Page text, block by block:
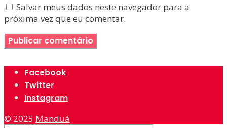
Salvar meus dados neste navegador para a
próxima vez que eu comentar.
Facebook
Twitter
Instagram
© 2025 Manduá